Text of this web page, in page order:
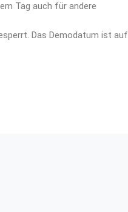
Tag auch für andere
Das Demodatum ist auf